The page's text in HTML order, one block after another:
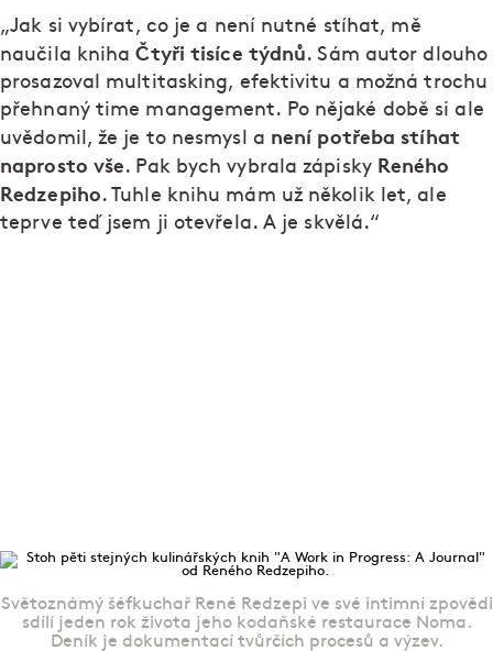
„Jak si vybírat, co je a není nutné stíhat, mě
naučila kniha Čtyři tisíce týdnů. Sám autor dlouho
prosazoval multitasking, efektivitu a možná trochu
přehnaný time management. Po nějaké době si ale
uvědomil, že je to nesmysl a není potřeba stíhat
naprosto vše. Pak bych vybrala zápisky Reného
Redzepiho. Tuhle knihu mám už několik let, ale
teprve teď jsem ji otevřela. A je skvělá.“
Světoznámý šéfkuchař René Redzepi ve své intimní zpovědi
sdílí jeden rok života jeho kodaňské restaurace Noma.
Deník je dokumentací tvůrčích procesů a výzev.